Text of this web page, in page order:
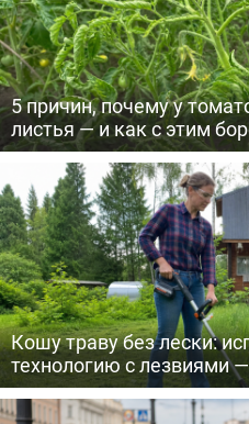
5 причин, почему у
листья — и как с этим
Кошу траву без лески:
технологию с лезвиями